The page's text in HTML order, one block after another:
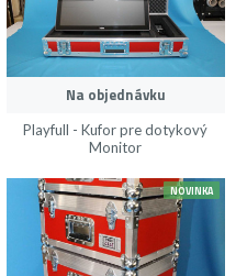
Na objednávku
Playfull - Kufor pre dotykový
Monitor
NOVINKA